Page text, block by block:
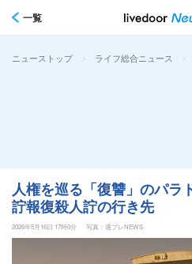
一覧
ニューストップ > ライフ総合ニュース >
人権を巡る「復讐」のパラ
詝報復殺人詝の行き先
2026年5月16日 17時0分 写真：週プレNEWS